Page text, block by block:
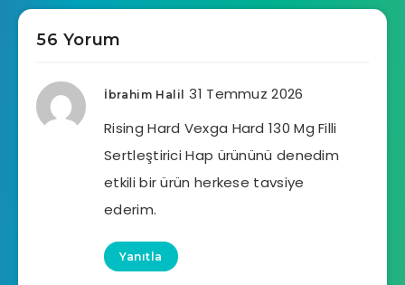
56 Yorum
İbrahim Halil
31 Temmuz 2026
Rising Hard Vexga Hard 130 Mg Filli
Sertleştirici Hap ürününü denedim
etkili bir ürün herkese tavsiye
ederim.
Yanıtla